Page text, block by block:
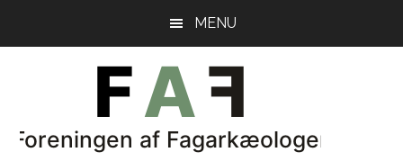
MENU